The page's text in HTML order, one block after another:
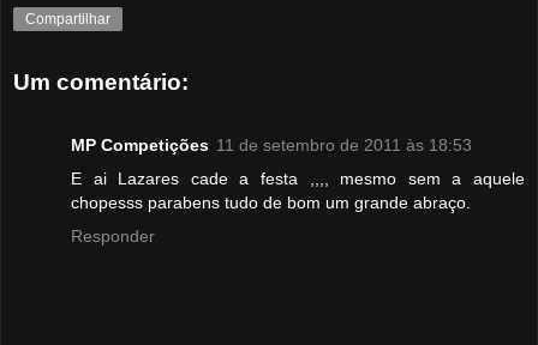
Compartilhar
Um comentário:
MP Competições 11 de setembro de 2011 às 18:53
E ai Lazares cade a festa ,,,, mesmo sem a aquele
chopesss parabens tudo de bom um grande abraço.
Responder